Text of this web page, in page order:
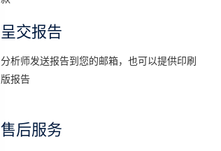
呈交报告
分析师发送报告到您的邮箱，也可以提供印刷
版报告
售后服务